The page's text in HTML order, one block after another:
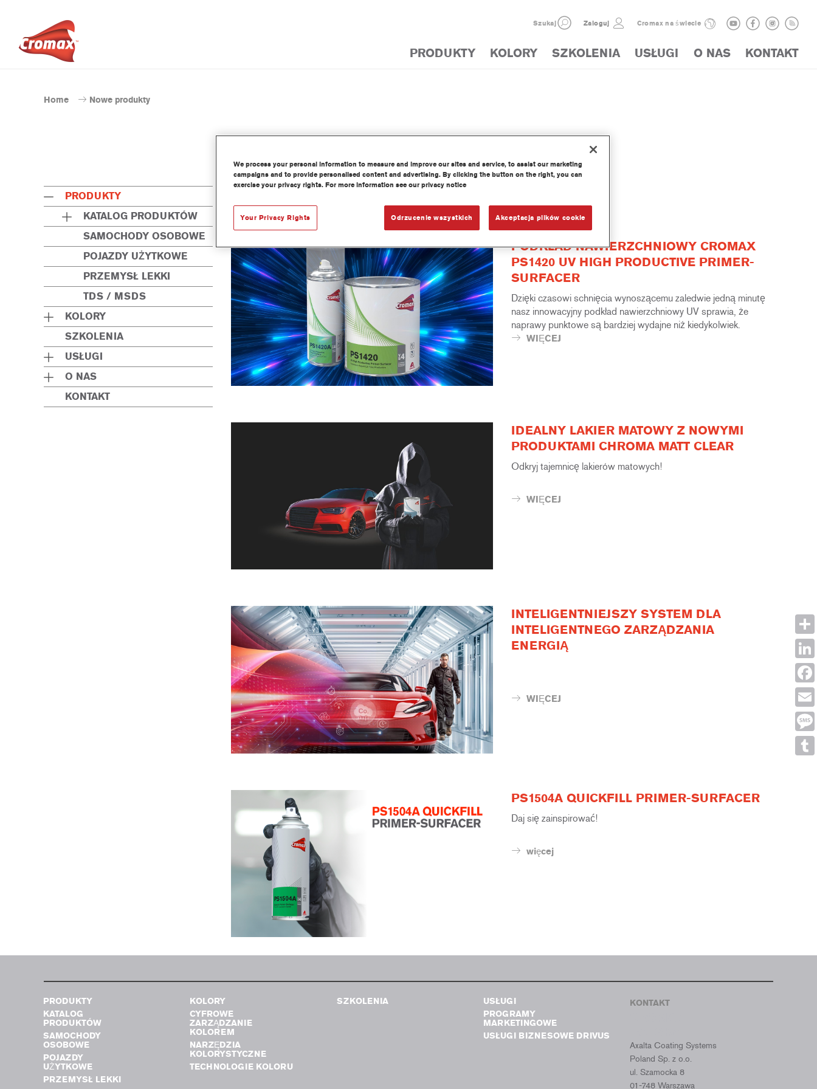
Szukaj Zaloguj Cromax na świecie
PRODUKTY KOLORY SZKOLENIA USŁUGI O NAS KONTAKT
Home Nowe produkty
PRODUKTY
KATALOG PRODUKTÓW
SAMOCHODY OSOBOWE
POJAZDY UŻYTKOWE
PRZEMYSŁ LEKKI
TDS / MSDS
KOLORY
SZKOLENIA
USŁUGI
O NAS
KONTAKT
NOWE PRODUKTY
PODKŁAD NAWIERZCHNIOWY CROMAX
PS1420 UV HIGH PRODUCTIVE PRIMER-
SURFACER
Dzięki czasowi schnięcia wynoszącemu zaledwie jedną minutę
nasz innowacyjny podkład nawierzchniowy UV sprawia, że
naprawy punktowe są bardziej wydajne niż kiedykolwiek.
WIĘCEJ
IDEALNY LAKIER MATOWY Z NOWYMI
PRODUKTAMI CHROMA MATT CLEAR
Odkryj tajemnicę lakierów matowych!
WIĘCEJ
INTELIGENTNIEJSZY SYSTEM DLA
INTELIGENTNEGO ZARZĄDZANIA
ENERGIĄ
WIĘCEJ
PS1504A QUICKFILL PRIMER-SURFACER
Daj się zainspirować!
więcej
PRODUKTY
KATALOG
PRODUKTÓW
SAMOCHODY
OSOBOWE
POJAZDY
UŻYTKOWE
PRZEMYSŁ LEKKI
KOLORY
CYFROWE
ZARZĄDZANIE
KOLOREM
NARZĘDZIA
KOLORYSTYCZNE
TECHNOLOGIE KOLORU
SZKOLENIA
USŁUGI
PROGRAMY
MARKETINGOWE
USŁUGI BIZNESOWE DRIVUS
KONTAKT
Axalta Coating Systems
Poland Sp. z o.o.
ul. Szamocka 8
01-748 Warszawa
We process your personal information to measure and improve our sites and service, to assist our marketing
campaigns and to provide personalised content and advertising. By clicking the button on the right, you can
exercise your privacy rights. For more information see our privacy notice
Odrzucenie wszystkich Akceptacja plików cookie
Your Privacy Rights